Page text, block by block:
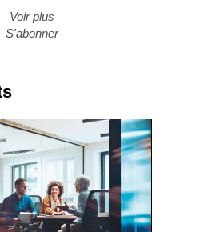
Voir plus
S'abonner